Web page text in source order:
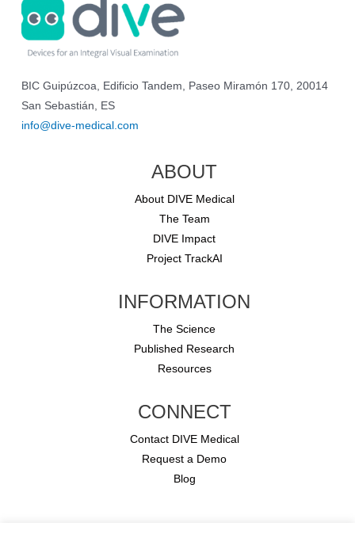
BIC Guipúzcoa, Edificio Tandem, Paseo Miramón 170, 20014
San Sebastián, ES
info@dive-medical.com
ABOUT
About DIVE Medical
The Team
DIVE Impact
Project TrackAI
INFORMATION
The Science
Published Research
Resources
CONNECT
Contact DIVE Medical
Request a Demo
Blog